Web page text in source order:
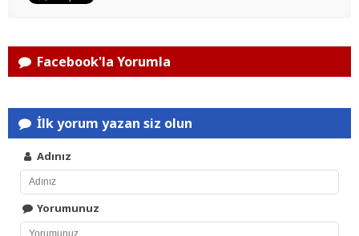
Facebook'la Yorumla
İlk yorum yazan siz olun
Adınız
Yorumunuz